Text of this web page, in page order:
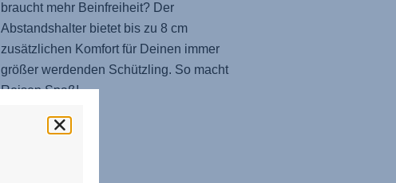
braucht mehr Beinfreiheit? Der
Abstandshalter bietet bis zu 8 cm
zusätzlichen Komfort für Deinen immer
größer werdenden Schützling. So macht
Reisen Spaß!